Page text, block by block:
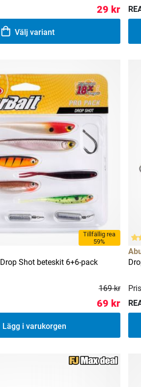
29 kr
Välj variant
Tillfällig rea
59%
Shot beteskit 6+6-pack
169 kr
69 kr
Lägg i varukorgen